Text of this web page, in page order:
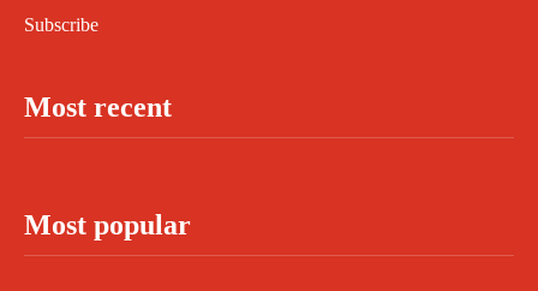
Subscribe
Most recent
Most popular